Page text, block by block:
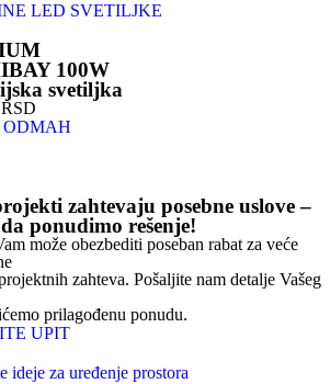
LED SVETILJKE
100W
svetiljka
zahtevaju posebne uslove –
ponudimo rešenje!
može obezbediti poseban rabat za veće
zahteva. Pošaljite nam detalje Vašeg
prilagođenu ponudu.
UPIT
ideje za uređenje prostora